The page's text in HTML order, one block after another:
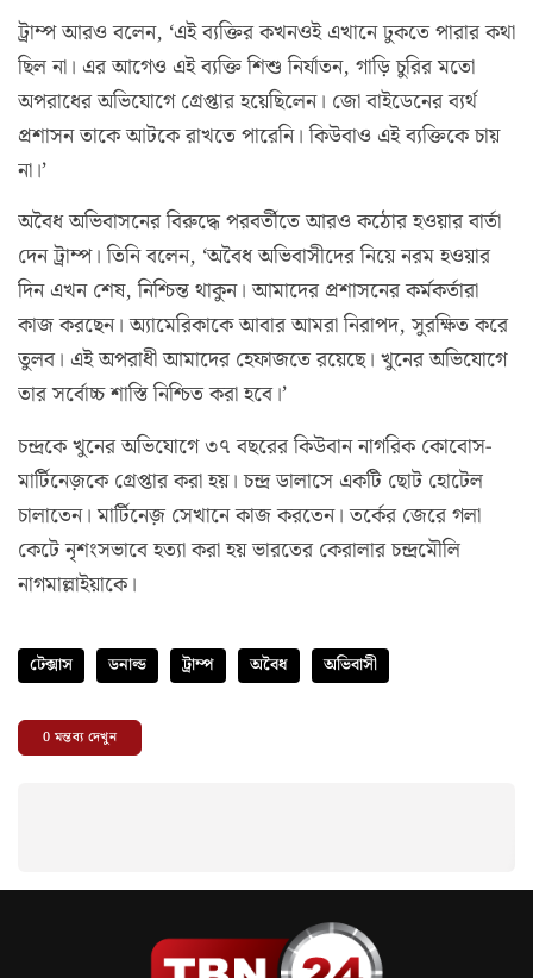
ট্রাম্প আরও বলেন, ‘এই ব্যক্তির কখনওই এখানে ঢুকতে পারার কথা
ছিল না। এর আগেও এই ব্যক্তি শিশু নির্যাতন, গাড়ি চুরির মতো
অপরাধের অভিযোগে গ্রেপ্তার হয়েছিলেন। জো বাইডেনের ব্যর্থ
প্রশাসন তাকে আটকে রাখতে পারেনি। কিউবাও এই ব্যক্তিকে চায়
না।’
অবৈধ অভিবাসনের বিরুদ্ধে পরবর্তীতে আরও কঠোর হওয়ার বার্তা
দেন ট্রাম্প। তিনি বলেন, ‘অবৈধ অভিবাসীদের নিয়ে নরম হওয়ার
দিন এখন শেষ, নিশ্চিন্ত থাকুন। আমাদের প্রশাসনের কর্মকর্তারা
কাজ করছেন। অ্যামেরিকাকে আবার আমরা নিরাপদ, সুরক্ষিত করে
তুলব। এই অপরাধী আমাদের হেফাজতে রয়েছে। খুনের অভিযোগে
তার সর্বোচ্চ শাস্তি নিশ্চিত করা হবে।’
চন্দ্রকে খুনের অভিযোগে ৩৭ বছরের কিউবান নাগরিক কোবোস-
মার্টিনেজ়কে গ্রেপ্তার করা হয়। চন্দ্র ডালাসে একটি ছোট হোটেল
চালাতেন। মার্টিনেজ় সেখানে কাজ করতেন। তর্কের জেরে গলা
কেটে নৃশংসভাবে হত্যা করা হয় ভারতের কেরালার চন্দ্রমৌলি
নাগমাল্লাইয়াকে।
টেক্সাস ডনাল্ড ট্রাম্প অবৈধ অভিবাসী
0মন্তব্য দেখুন